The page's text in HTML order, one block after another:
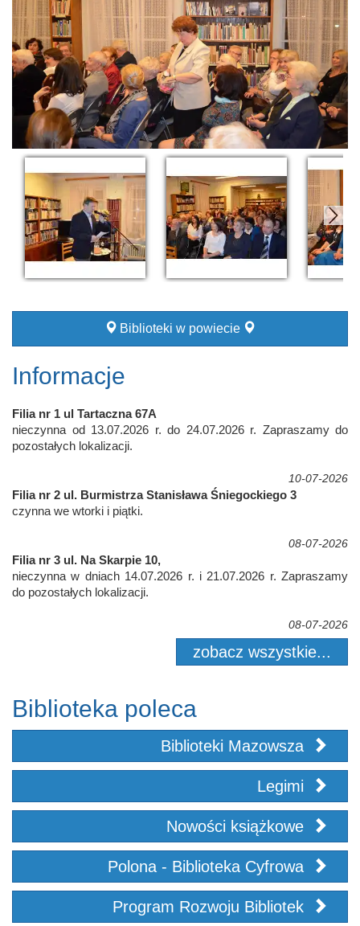
Biblioteki w powiecie
Informacje
Filia nr 1 ul Tartaczna 67A
nieczynna od 13.07.2026 r. do 24.07.2026 r. Zapraszamy do
pozostałych lokalizacji.
10-07-2026
Filia nr 2 ul. Burmistrza Stanisława Śniegockiego 3
czynna we wtorki i piątki.
08-07-2026
Filia nr 3 ul. Na Skarpie 10,
nieczynna w dniach 14.07.2026 r. i 21.07.2026 r. Zapraszamy
do pozostałych lokalizacji.
08-07-2026
zobacz wszystkie...
Biblioteka poleca
Biblioteki Mazowsza
Legimi
Nowości książkowe
Polona - Biblioteka Cyfrowa
Program Rozwoju Bibliotek